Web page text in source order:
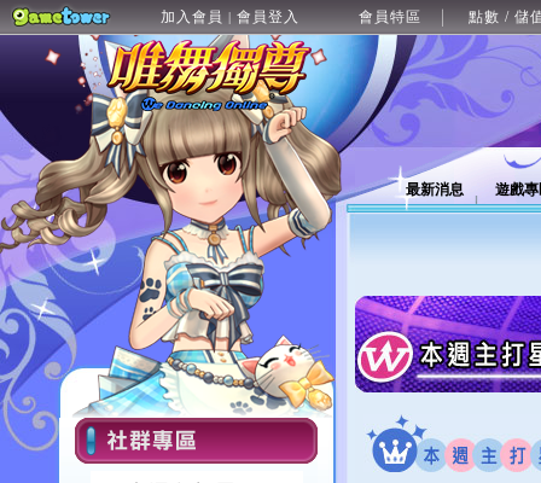
加入會員 | 會員登入 會員特區 點數 / 儲
最新消息 遊戲